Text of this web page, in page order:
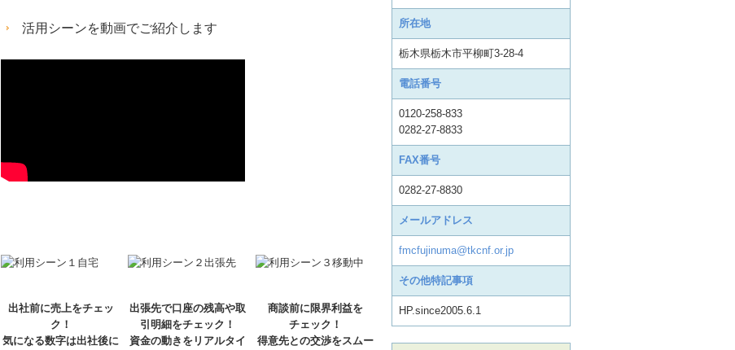
活用シーンを動画でご紹介します
出社前に売上をチェッ
ク！
気になる数字は出社後に
出張先で口座の残高や取
引明細をチェック！
資金の動きをリアルタイ
商談前に限界利益を
チェック！
得意先との交渉をスムー
所在地
栃木県栃木市平柳町3-28-4
電話番号
0120-258-833
0282-27-8833
FAX番号
0282-27-8830
メールアドレス
fmcfujinuma@tkcnf.or.jp
その他特記事項
HP.since2005.6.1